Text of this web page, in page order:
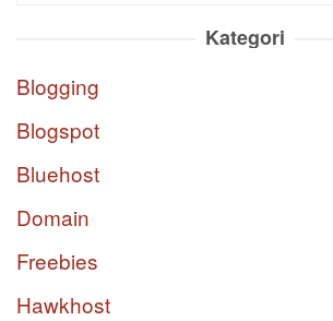
Kategori
Blogging
Blogspot
Bluehost
Domain
Freebies
Hawkhost